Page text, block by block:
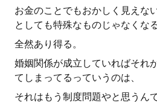
お金のことでもおかしく見えな
としても特殊なものじゃなくな
全然あり得る。
婚姻関係が成立していればそれ
てしまってるっていうのは、
それはもう制度問題やと思うん